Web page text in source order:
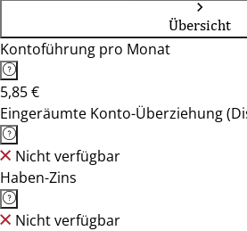
Übersicht
Kontoführung pro Monat
5,85 €
Eingeräumte Konto-Überziehung
Nicht verfügbar
Haben-Zins
Nicht verfügbar